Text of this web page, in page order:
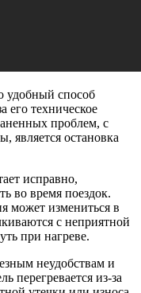
удобный способ
его техническое
проблем, с
является остановка
исправно,
во время поездок.
может измениться в
с неприятной
при нагреве.
неудобствам и
перегревается из-за